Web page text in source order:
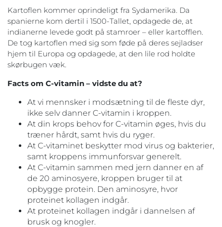
Kartoflen kommer oprindeligt fra Sydamerika. Da
spanierne kom dertil i 1500-Tallet, opdagede de, at
indianerne levede godt på stamroer – eller kartofflen.
De tog kartoflen med sig som føde på deres sejladser
hjem til Europa og opdagede, at den lile rod holdte
skørbugen væk.
Facts om C-vitamin – vidste du at?
At vi mennsker i modsætning til de fleste dyr,
ikke selv danner C-vitamin i kroppen.
At din krops behov for C-vitamin øges, hvis du
træner hårdt, samt hvis du ryger.
At C-vitaminet beskytter mod virus og bakterier,
samt kroppens immunforsvar generelt.
At C-vitamin sammen med jern danner en af
de 20 aminosyere, kroppen bruger til at
opbygge protein. Den aminosyre, hvor
proteinet kollagen indgår.
At proteinet kollagen indgår i dannelsen af
brusk og knogler.